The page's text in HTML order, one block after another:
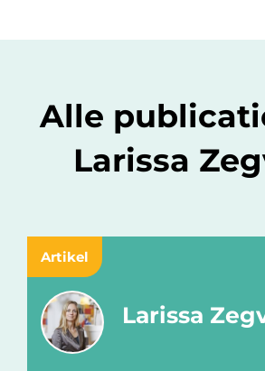
Alle
Larissa
Artikel
Larissa